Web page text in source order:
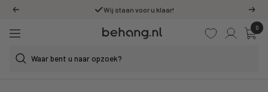
naar
content
Vorige Wij staan voor u klaar!
0
Behang.nl
Navigatie